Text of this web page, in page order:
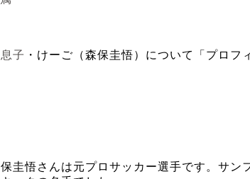
子 ・けーご（森保圭悟）について「プロフ
圭悟さんは元プロサッカー選手です。サ